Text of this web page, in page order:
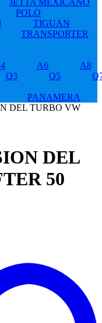
JETTA MEXICANO
POLO
TIGUAN
TRANSPORTER
A6
A8
Q3 Q5
PANAMERA
DEL TURBO VW
DEL
50